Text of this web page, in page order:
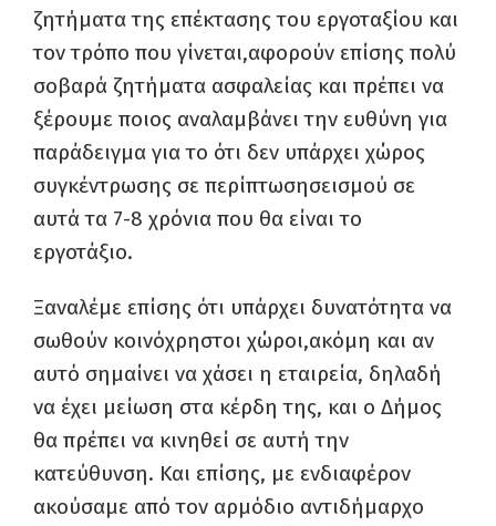
ζητήματα της επέκτασης του εργοταξίου και
τον τρόπο που γίνεται,αφορούν επίσης πολύ
σοβαρά ζητήματα ασφαλείας και πρέπει να
ξέρουμε ποιος αναλαμβάνει την ευθύνη για
παράδειγμα για το ότι δεν υπάρχει χώρος
συγκέντρωσης σε περίπτωσησεισμού σε
αυτά τα 7-8 χρόνια που θα είναι το
εργοτάξιο.
Ξαναλέμε επίσης ότι υπάρχει δυνατότητα να
σωθούν κοινόχρηστοι χώροι,ακόμη και αν
αυτό σημαίνει να χάσει η εταιρεία, δηλαδή
να έχει μείωση στα κέρδη της, και ο Δήμος
θα πρέπει να κινηθεί σε αυτή την
κατεύθυνση. Και επίσης, με ενδιαφέρον
ακούσαμε από τον αρμόδιο αντιδήμαρχο